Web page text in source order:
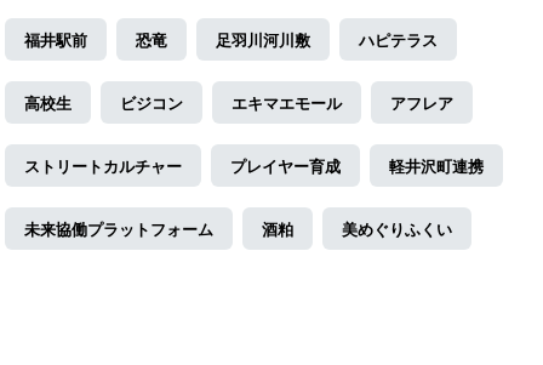
福井駅前 恐竜 足羽川河川敷 ハピテラス
高校生 ビジコン エキマエモール アフレア
ストリートカルチャー プレイヤー育成 軽井沢町連携
未来協働プラットフォーム 酒粕 美めぐりふくい